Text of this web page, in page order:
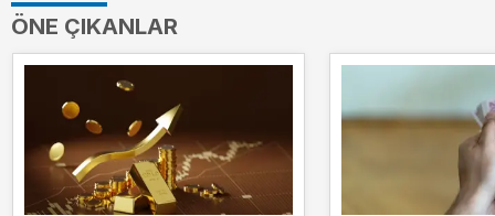
ÖNE ÇIKANLAR